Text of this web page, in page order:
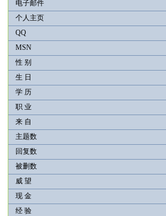
电子邮件
个人主页
QQ
MSN
性 别
生 日
学 历
职 业
来 自
主题数
回复数
被删数
威 望
现 金
经 验